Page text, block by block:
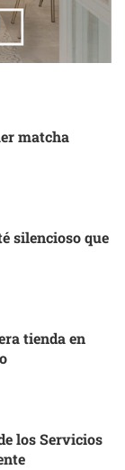
matcha
silencioso que
tienda en
los Servicios